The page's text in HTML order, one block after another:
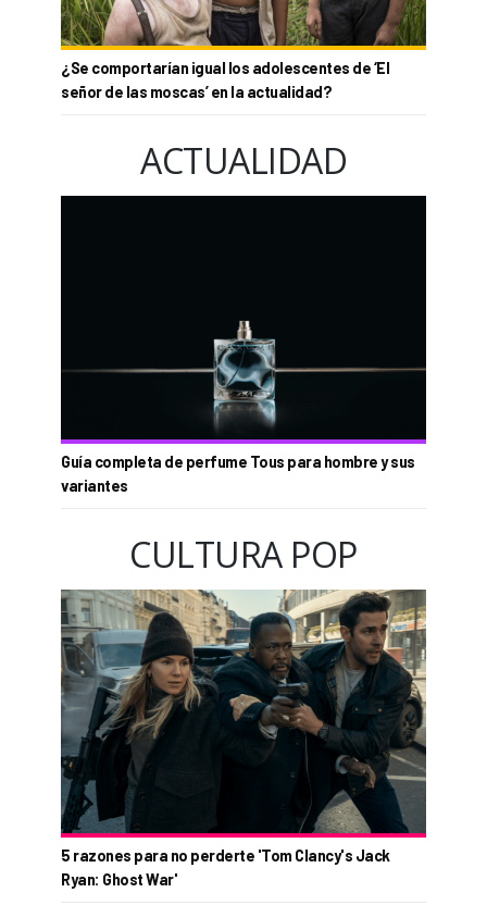
¿Se comportarían igual los adolescentes de ‘El
señor de las moscas’ en la actualidad?
ACTUALIDAD
Guía completa de perfume Tous para hombre y sus
variantes
CULTURA POP
5 razones para no perderte 'Tom Clancy's Jack
Ryan: Ghost War'